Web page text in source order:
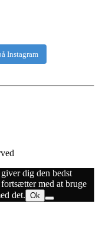
Instagram
dig den bedst
med at bruge
det. Ok